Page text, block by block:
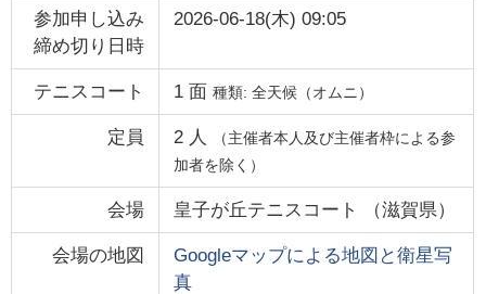
参加申し込み
締め切り日時
2026-06-18(木) 09:05
テニスコート 1面 種類: 全天候（オムニ）
定員 2 人
（主催者本人及び主催者枠による参
加者を除く）
会場 皇子が丘テニスコート （滋賀県）
会場の地図
Googleマップによる地図と衛星写
真